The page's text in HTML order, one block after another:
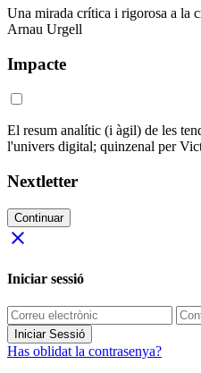
Una mirada crítica i rigorosa a la
Arnau Urgell
Impacte
El resum analític (i àgil) de les
l'univers digital; quinzenal per
Nextletter
Continuar
close
Iniciar sessió
Iniciar Sessió
Has oblidat la contrasenya?